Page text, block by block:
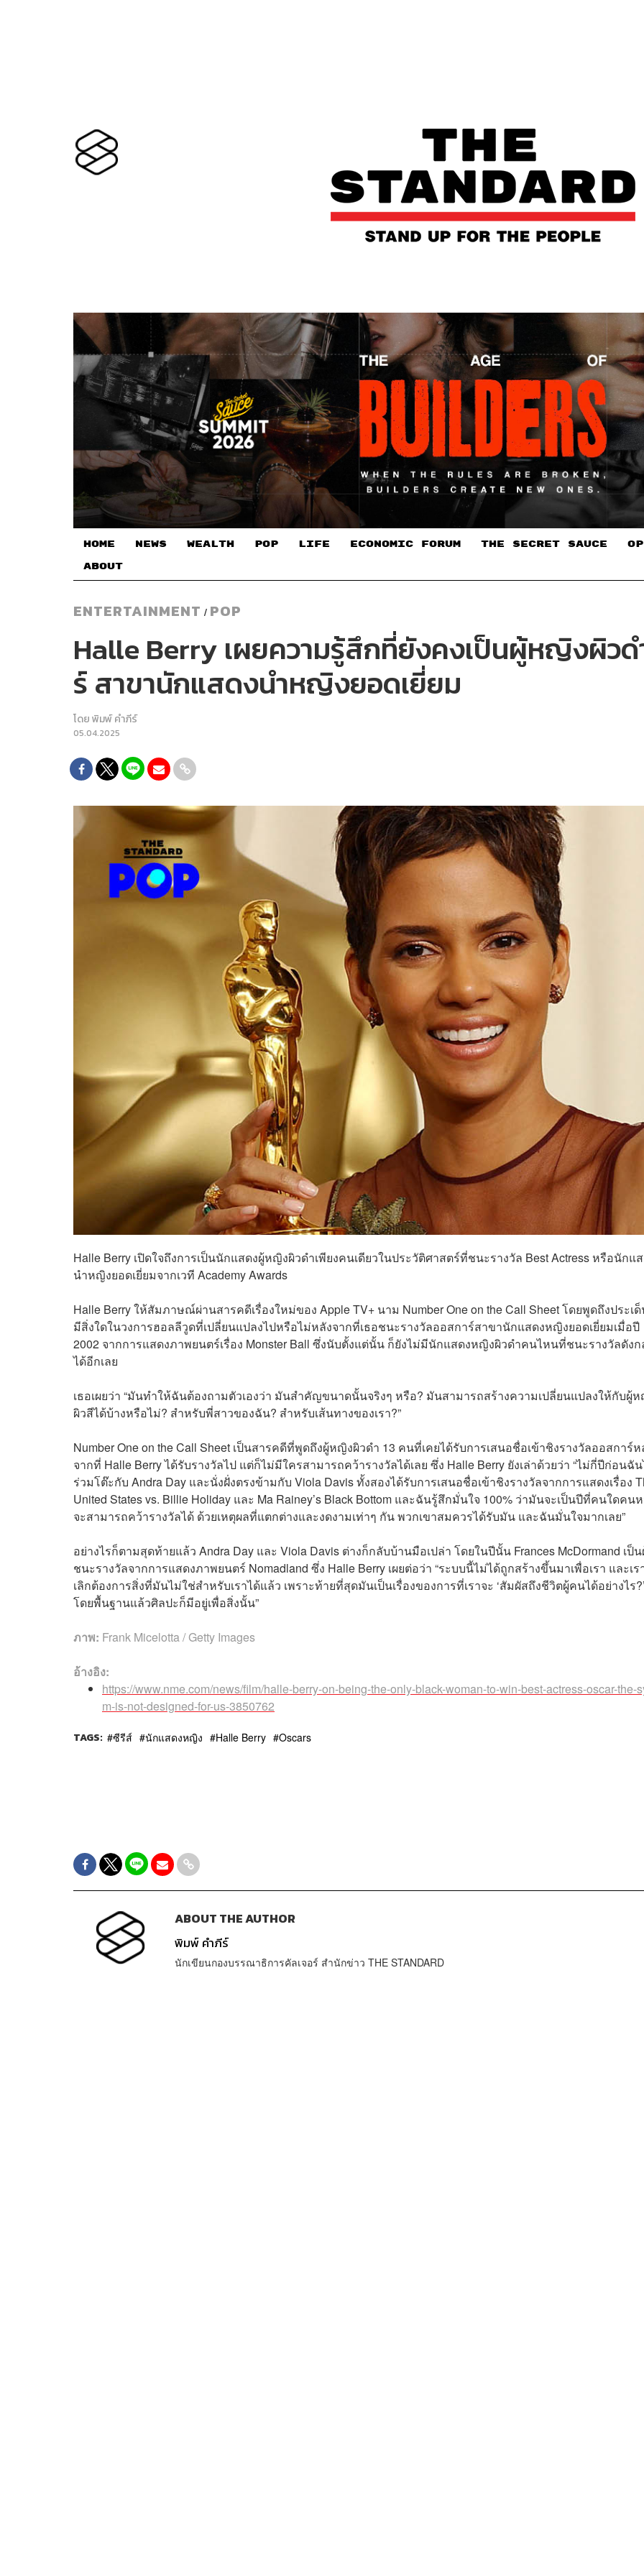
HOME NEWS WEALTH POP LIFE ECONOMIC FORUM THE SECRET SAUCE​
ABOUT
ENTERTAINMENT / POP
Halle Berry เผยความรู้สึกที่ยังคงเป็นผู้หญิงผิวด
ร์ สาขานักแสดงนำหญิงยอดเยี่ยม
โดยพิมพ์ คำภีร์
05.04.2025
Halle Berry เปิดใจถึงการเป็นนักแสดงผู้หญิงผิวดำเพียงคนเดียวในประวัติศาสตร์ที่ชนะรางวัล Best Actress หรือนักแ
นำหญิงยอดเยี่ยมจากเวที Academy Awards
Halle Berry ให้สัมภาษณ์ผ่านสารคดีเรื่องใหม่ของ Apple TV+ นาม Number One on the Call Sheet โดยพูดถึงประเ
มีสิ่งใดในวงการฮอลลีวูดที่เปลี่ยนแปลงไปหรือไม่หลังจากที่เธอชนะรางวัลออสการ์สาขานักแสดงหญิงยอดเยี่ยมเมื่อปี
2002 จากการแสดงภาพยนตร์เรื่อง Monster Ball ซึ่งนับตั้งแต่นั้น ก็ยังไม่มีนักแสดงหญิงผิวดำคนไหนที่ชนะรางวัลดังก
ได้อีกเลย
เธอเผยว่า “มันทำให้ฉันต้องถามตัวเองว่า มันสำคัญขนาดนั้นจริงๆ หรือ? มันสามารถสร้างความเปลี่ยนแปลงให้กับผู้
ผิวสีได้บ้างหรือไม่? สำหรับพี่สาวของฉัน? สำหรับเส้นทางของเรา?”
Number One on the Call Sheet เป็นสารคดีที่พูดถึงผู้หญิงผิวดำ 13 คนที่เคยได้รับการเสนอชื่อเข้าชิงรางวัลออสการ์ห
จากที่ Halle Berry ได้รับรางวัลไป แต่ก็ไม่มีใครสามารถคว้ารางวัลได้เลย ซึ่ง Halle Berry ยังเล่าด้วยว่า “ไม่กี่ปีก่อนฉั
ร่วมโต๊ะกับ Andra Day และนั่งฝั่งตรงข้ามกับ Viola Davis ทั้งสองได้รับการเสนอชื่อเข้าชิงรางวัลจากการแสดงเรื่อง
United States vs. Billie Holiday และ Ma Rainey’s Black Bottom และฉันรู้สึกมั่นใจ 100% ว่ามันจะเป็นปีที่คนใดคน
จะสามารถคว้ารางวัลได้ ด้วยเหตุผลที่แตกต่างและงดงามเท่าๆ กัน พวกเขาสมควรได้รับมัน และฉันมั่นใจมากเลย”
อย่างไรก็ตามสุดท้ายแล้ว Andra Day และ Viola Davis ต่างก็กลับบ้านมือเปล่า โดยในปีนั้น Frances McDormand เป็
ชนะรางวัลจากการแสดงภาพยนตร์ Nomadland ซึ่ง Halle Berry เผยต่อว่า “ระบบนี้ไม่ได้ถูกสร้างขึ้นมาเพื่อเรา และเร
เลิกต้องการสิ่งที่มันไม่ใช่สำหรับเราได้แล้ว เพราะท้ายที่สุดมันเป็นเรื่องของการที่เราจะ ‘สัมผัสถึงชีวิตผู้คนได้อย่างไร
โดยพื้นฐานแล้วศิลปะก็มีอยู่เพื่อสิ่งนั้น”
ภาพ: Frank Micelotta / Getty Images
อ้างอิง:
https://www.nme.com/news/film/halle-berry-on-being-the-only-black-woman-to-win-best-actress-oscar-the-
m-is-not-designed-for-us-3850762
TAGS: ซีรีส์ นักแสดงหญิง Halle Berry Oscars
ABOUT THE AUTHOR
พิมพ์ คำภีร์
นักเขียนกองบรรณาธิการคัลเจอร์ สำนักข่าว THE STANDARD